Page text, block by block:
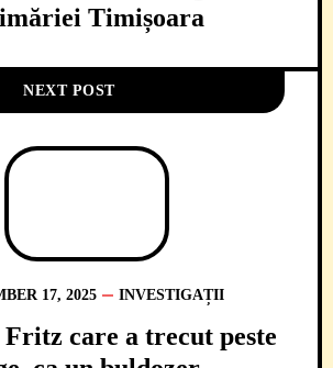
Timișoara
NEXT POST
17, 2025 INVESTIGAȚII
care a trecut peste